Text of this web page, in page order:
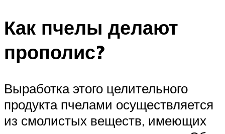
Как пчелы делают
прополис?
Выработка этого целительного
продукта пчелами осуществляется
из смолистых веществ, имеющих